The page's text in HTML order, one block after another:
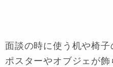
面談の時に使う机や椅
ポスターやオブジェが飾